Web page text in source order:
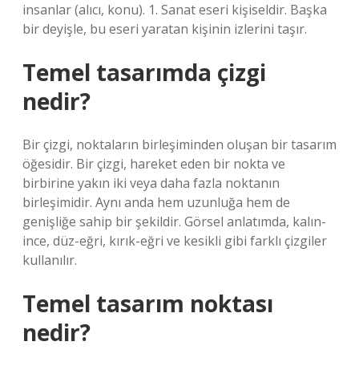
insanlar (alıcı, konu). 1. Sanat eseri kişiseldir. Başka
bir deyişle, bu eseri yaratan kişinin izlerini taşır.
Temel tasarımda çizgi
nedir?
Bir çizgi, noktaların birleşiminden oluşan bir tasarım
öğesidir. Bir çizgi, hareket eden bir nokta ve
birbirine yakın iki veya daha fazla noktanın
birleşimidir. Aynı anda hem uzunluğa hem de
genişliğe sahip bir şekildir. Görsel anlatımda, kalın-
ince, düz-eğri, kırık-eğri ve kesikli gibi farklı çizgiler
kullanılır.
Temel tasarım noktası
nedir?